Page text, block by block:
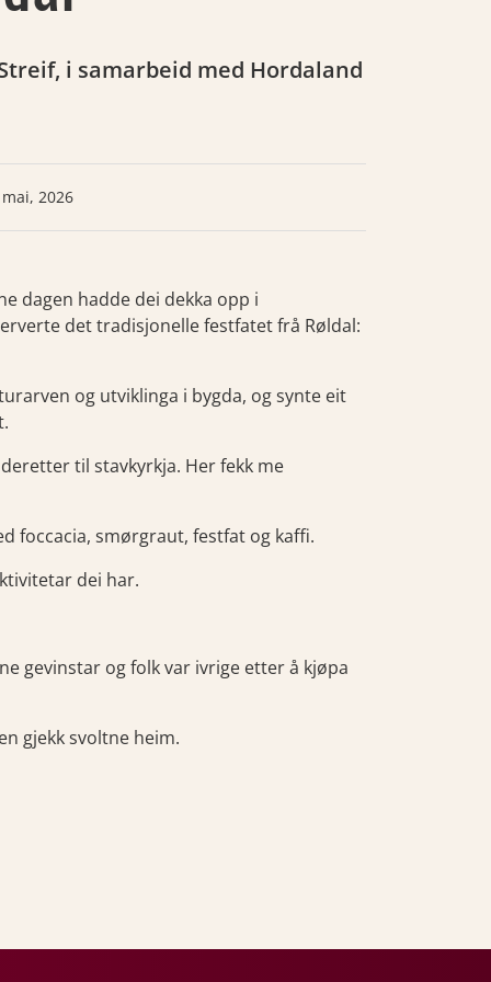
i samarbeid med Hordaland
2026
dagen hadde dei dekka opp i
det tradisjonelle festfatet frå Røldal:
og utviklinga i bygda, og synte eit
til stavkyrkja. Her fekk me
foccacia, smørgraut, festfat og kaffi.
dei har.
gevinstar og folk var ivrige etter å kjøpa
gjekk svoltne heim.